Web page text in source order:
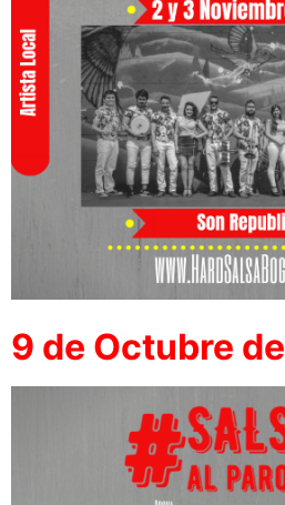
9 de Octubre